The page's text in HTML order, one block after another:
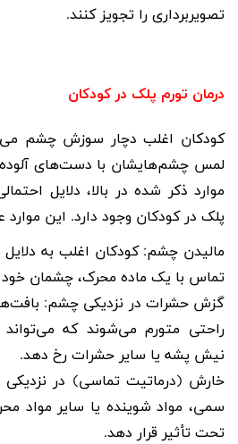
تصویربرداری را تجویز کنند.
درمان تورم پلک در کودکان
کودکان اغلب دچار سوزش چشم
لمس چشم‌هایشان با دست‌های آلوده
موارد ذکر شده در بالا، دلایل
پلک در کودکان وجود دارد. این موارد
مالیدن چشم: کودکان اغلب به
تماس با یک ماده محرک، چشمان خود
گزش حشرات در نزدیکی چشم:
راحتی متورم می‌شوند که
نیش پشه یا سایر حشرات رخ دهد.
خارش (درماتیت تماسی) در
سمی، مواد شوینده یا سایر مواد
تحت تأثیر قرار دهد.